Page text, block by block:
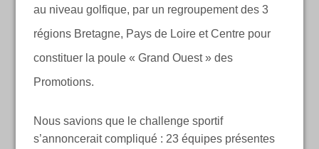
au niveau golfique, par un regroupement des 3
régions Bretagne, Pays de Loire et Centre pour
constituer la poule « Grand Ouest » des
Promotions.
Nous savions que le challenge sportif
s’annoncerait compliqué : 23 équipes présentes